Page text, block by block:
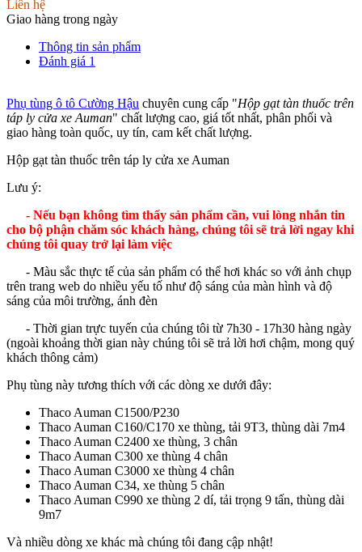
Liên hệ
Giao hàng trong ngày
Thông tin sản phẩm
Đánh giá 1
Phụ tùng ô tô Cường Hậu chuyên cung cấp "Hộp gạt tàn thuốc trên
táp ly cửa xe Auman" chất lượng cao, giá tốt nhất, phân phối và
giao hàng toàn quốc, uy tín, cam kết chất lượng.
Hộp gạt tàn thuốc trên táp ly cửa xe Auman
Lưu ý:
- Nếu bạn không tìm thấy sản phẩm cần, vui lòng nhắn tin
cho bộ phận chăm sóc khách hàng, chúng tôi sẽ trả lời ngay khi
chúng tôi quay trở lại làm việc
- Màu sắc thực tế của sản phẩm có thể hơi khác so với ảnh chụp
trên trang web do nhiều yếu tố như độ sáng của màn hình và độ
sáng của môi trường, ánh đèn
- Thời gian trực tuyến của chúng tôi từ 7h30 - 17h30 hàng ngày
(ngoài khoảng thời gian này chúng tôi sẽ trả lời hơi chậm, mong quý
khách thông cảm)
Phụ tùng này tương thích với các dòng xe dưới đây:
Thaco Auman C1500/P230
Thaco Auman C160/C170 xe thùng, tải 9T3, thùng dài 7m4
Thaco Auman C2400 xe thùng, 3 chân
Thaco Auman C300 xe thùng 4 chân
Thaco Auman C3000 xe thùng 4 chân
Thaco Auman C34, xe thùng 5 chân
Thaco Auman C990 xe thùng 2 dí, tải trọng 9 tấn, thùng dài
9m7
Và nhiều dòng xe khác mà chúng tôi đang cập nhật!